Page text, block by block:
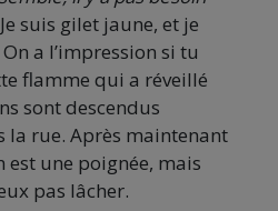
suis gilet jaune, et je
a l’impression si tu
flamme qui a réveillé
sont descendus
la rue. Après maintenant
une poignée, mais
pas lâcher.